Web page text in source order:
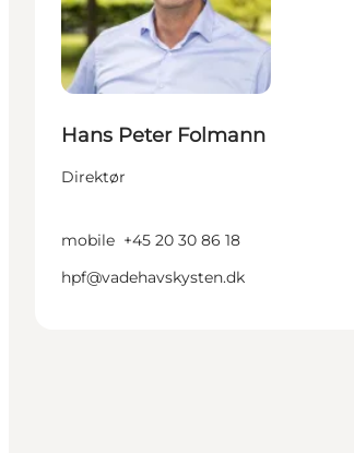
Hans Peter Folmann
Direktør
mobile +45 20 30 86 18
hpf@vadehavskysten.dk